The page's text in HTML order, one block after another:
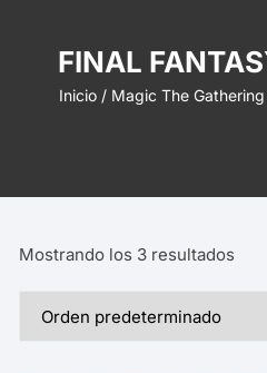
FINAL
Inicio / Magic The Gathering
Mostrando los 3 resultados